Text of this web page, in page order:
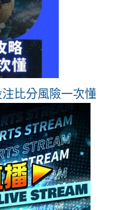
比分風險一次懂